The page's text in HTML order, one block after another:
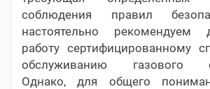
соблюдения правил
настоятельно рекомендуем
работу сертифицированному
обслуживанию газового
Однако, для общего